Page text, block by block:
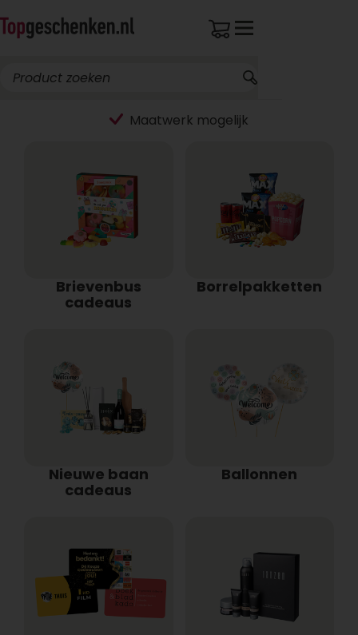
Maatwerk mogelijk
Brievenbus
cadeaus
Borrelpakketten
Nieuwe baan
cadeaus
Ballonnen